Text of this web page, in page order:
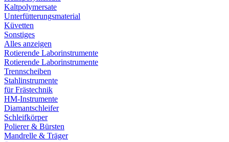
Kaltpolymersate
Unterfütterungsmaterial
Küvetten
Sonstiges
Alles anzeigen
Rotierende Laborinstrumente
Rotierende Laborinstrumente
Trennscheiben
Stahlinstrumente
für Frästechnik
HM-Instrumente
Diamantschleifer
Schleifkörper
Polierer & Bürsten
Mandrelle & Träger